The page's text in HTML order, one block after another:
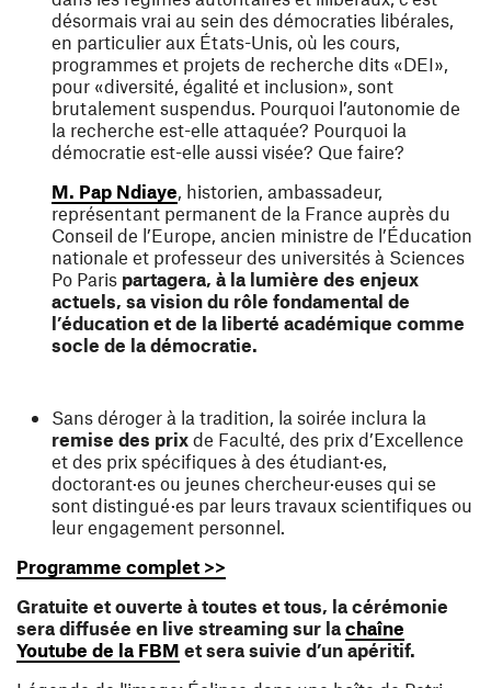
désormais vrai au sein des démocraties libérales,
en particulier aux États-Unis, où les cours,
programmes et projets de recherche dits «DEI»,
pour «diversité, égalité et inclusion», sont
brutalement suspendus. Pourquoi l’autonomie de
la recherche est-elle attaquée? Pourquoi la
démocratie est-elle aussi visée? Que faire?
M. Pap Ndiaye (ouvre une nouvelle fenêtre)
, historien, ambassadeur,
représentant permanent de la France auprès du
Conseil de l’Europe, ancien ministre de l’Éducation
nationale et professeur des universités à Sciences
Po Paris partagera, à la lumière des enjeux
actuels, sa vision du rôle fondamental de
l’éducation et de la liberté académique comme
socle de la démocratie.
Sans déroger à la tradition, la soirée inclura la
remise des prix de Faculté, des prix d’Excellence
et des prix spécifiques à des étudiant·es,
doctorant·es ou jeunes chercheur·euses qui se
sont distingué·es par leurs travaux scientifiques ou
leur engagement personnel.
Programme complet >>(ouvre une nouvelle fenêtre)
Gratuite et ouverte à toutes et tous, la cérémonie
sera diffusée en live streaming sur la chaîne
Youtube de la FBM (ouvre une nouvelle fenêtre)
et sera suivie d’un apéritif.